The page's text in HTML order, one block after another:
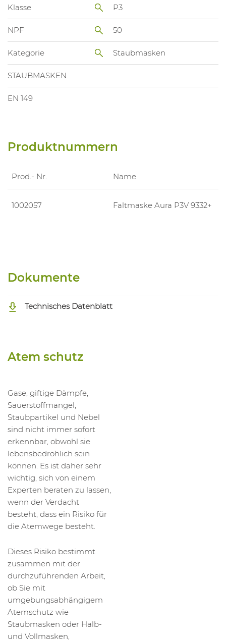
Klasse P3
NPF 50
Kategorie Staubmasken
STAUBMASKEN
EN 149
Produktnummern
Prod.- Nr. Name
1002057 Faltmaske Aura P3V 9332+
Dokumente
Technisches Datenblatt
Atem schutz
Gase, giftige Dämpfe,
Sauerstoffmangel,
Staubpartikel und Nebel
sind nicht immer sofort
erkennbar, obwohl sie
lebensbedrohlich sein
können. Es ist daher sehr
wichtig, sich von einem
Experten beraten zu lassen,
wenn der Verdacht
besteht, dass ein Risiko für
die Atemwege besteht.
Dieses Risiko bestimmt
zusammen mit der
durchzuführenden Arbeit,
ob Sie mit
umgebungsabhängigem
Atemschutz wie
Staubmasken oder Halb-
und Vollmasken,